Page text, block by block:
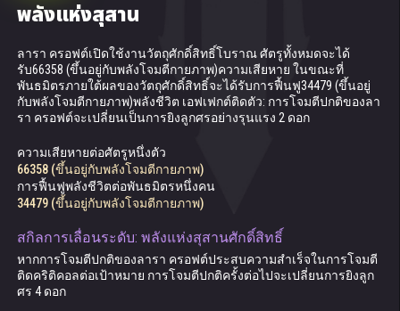
พลังแห่งสุสาน
ลารา ครอฟต์เปิดใช้งานวัตถุศักดิ์สิทธิ์โบราณ ศัตรูทั้งหมดจะได้
รับ66358 (ขึ้น​อยู่​กับ​พลัง​โจมตี​กายภาพ)ความเสียหาย ในขณะที่
พันธมิตรภายใต้ผลของวัตถุศักดิ์สิทธิ์จะได้รับการฟื้นฟู34479 (ขึ้น​อยู่​
กับ​พลัง​โจมตี​กายภาพ)พลังชีวิต เอฟเฟกต์ติดตัว: การโจมตีปกติของลา
รา ครอฟต์จะเปลี่ยนเป็นการยิงลูกศรอย่างรุนแรง 2 ดอก
ความเสียหายต่อศัตรูหนึ่งตัว
66358 (ขึ้น​อยู่​กับ​พลัง​โจมตี​กายภาพ)
การฟื้นฟูพลังชีวิตต่อพันธมิตรหนึ่งคน
34479 (ขึ้น​อยู่​กับ​พลัง​โจมตี​กายภาพ)
สกิ​ลการ​เลื่อน​ระดับ: พลังแห่งสุสานศักดิ์สิทธิ์
หากการโจมตีปกติของลารา ครอฟต์ประสบความสำเร็จในการโจมตี
ติดคริติคอลต่อเป้าหมาย การโจมตีปกติครั้งต่อไปจะเปลี่ยนการยิงลูก
ศร 4 ดอก
การคิดเชิงวิพากษ์
ลารา ครอฟต์เล็งไปที่6 วินาที เพิ่มโอกาสในการโจมตีติดคริติคอลของ
เธอโดย 12576 (ขึ้น​อยู่​กับ​พลัง​โจมตี​กายภาพ) และความเสียหายจาก
การโจมตีคริติคอลจาก 200% ถึง 307% (ขึ้น​อยู่​กับ​พลัง​โจมตี​กายภาพ)
เพิ่มโอกาสในการโจมตีติดคริติคอล
ความเสียหายจากการโจมตีคริติคอล
307% (ขึ้น​อยู่​กับ​พลัง​โจมตี​กายภาพ)
สกิ​ลการ​เลื่อน​ระดับ: การคิดเชิงวิพากษ์สัมบูรณ์
ในขณะที่ทักษะนี้กำลังใช้งานอยู่ ลารา ครอฟต์ จะโจมตีศัตรูที่กำลังส
ตันอยู่ติดคริติคอลทันที
จิตรวมสมาธิ
ลารา ครอฟต์ ยิงลูกศรระเปิดใส่ศัตรูแถวกลาง ศัตรูทั้งหมดที่อยู่ใน
รัศมีระเบิดจะได้รับความเสียหาย 33829 (ขึ้น​อยู่​กับ​พลัง​โจมตี​กายภาพ)
และสตันเป็นเวลา 2 วินาที วินาที
ความเสียหายต่อศัตรูในรัศมีระเบิด
องค์ความรู้ที่สูญหาย
เอฟเฟกต์ติดตัว: ทุกครั้งที่มีการใช้งานสร้อยคอหยกของลาราจะได้รับ
เอฟเฟกต์ของอาร์ติแฟกต์แบบสุ่มเป็นระยะเวลา 9 วินาที การใช้งาน
สร้อยคอหยกอย่างต่อเนื่องจะเพิ่มเอฟเฟกต์ของอาร์ติแฟกต์แบบสุ่ม
เพิ่มเติม โบนัสจากอาร์ติแฟกต์ที่เป็นไปได้: การโจมตีเวท เกราะ การ
ป้องกันเวท การเจาะเกราะ การเจาะเกราะเวท โอกาสในการโจมตี
ของค่าโบนัสแต่ละชนิดจะเพิ่มขึ้นตามเลเวลอาร์ติแฟกต์ของลารา
และจะเพิ่มขึ้นตามเลเวลของทักษะอีกด้วย
โบนัสจากอาร์ติแฟกต์พิเศษต่อเลเวลทักษะ
ผู้เชี่ยวชาญด้านการสำรวจ
พลังในการสำรวจของลารา ครอฟต์เพิ่มขึ้นสามเท่า หากผู้เล่นครอบ
ครองลารา พวกเขาจะได้รับจำนวนรอบในการสำรวจเพิ่มขึ้นหนึ่ง
ครั้งในทุกวัน